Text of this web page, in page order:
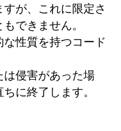
が、これに限定さ
できません。
性質を持つコード
侵害があった場
に終了します。